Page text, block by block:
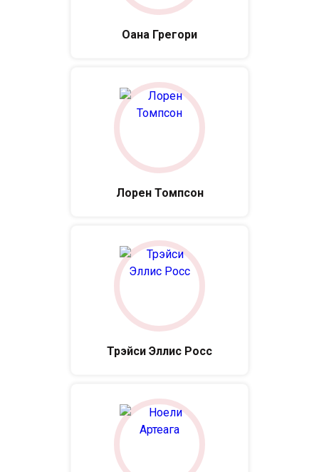
Оана Грегори
Лорен Томпсон
Трэйси Эллис Росс